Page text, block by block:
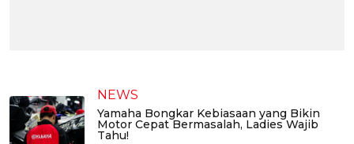
NEWS
Yamaha Bongkar Kebiasaan yang Bikin
Motor Cepat Bermasalah, Ladies Wajib
Tahu!